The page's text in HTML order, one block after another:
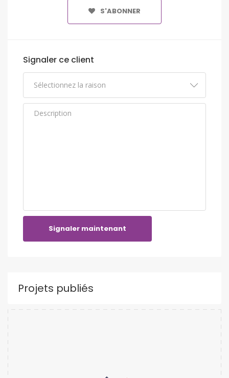
S'ABONNER
Signaler ce client
Signaler maintenant
Projets publiés